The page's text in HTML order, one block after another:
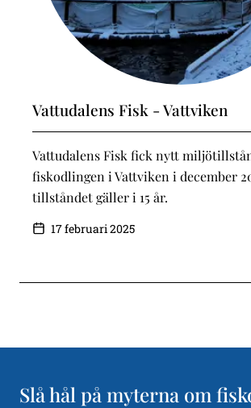
Vattudalens Fisk - Vattviken
Vattudalens Fisk fick nytt
fiskodlingen i Vattviken i december
tillståndet gäller i 15 år.
17 februari 2025
Slå hål på myterna om